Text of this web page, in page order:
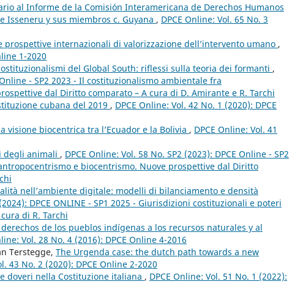
al Informe de la Comisión Interamericana de Derechos Humanos
Isseneru y sus miembros c. Guyana , DPCE Online: Vol. 65 No. 3
prospettive internazionali di valorizzazione dell’intervento umano ,
1-2020
del Global South: riflessi sulla teoria dei formanti ,
Online - SP2 2023 - Il costituzionalismo ambientale fra
dal Diritto comparato – A cura di D. Amirante e R. Tarchi
cubana del 2019 , DPCE Online: Vol. 42 No. 1 (2020): DPCE
biocentrica tra l’Ecuador e la Bolivia , DPCE Online: Vol. 41
animali , DPCE Online: Vol. 58 No. SP2 (2023): DPCE Online - SP2
e biocentrismo. Nuove prospettive dal Diritto
nell’ambiente digitale: modelli di bilanciamento e densità
DPCE ONLINE - SP1 2025 - Giurisdizioni costituzionali e poteri
di R. Tarchi
derechos de los pueblos indígenas a los recursos naturales y al
Vol. 28 No. 4 (2016): DPCE Online 4-2016
Terstegge, The Urgenda case: the dutch path towards a new
43 No. 2 (2020): DPCE Online 2-2020
nella Costituzione italiana , DPCE Online: Vol. 51 No. 1 (2022):